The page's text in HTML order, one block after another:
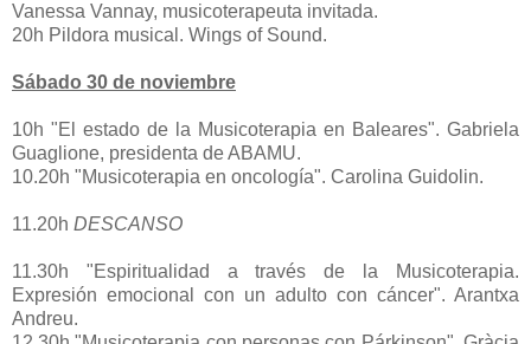
Vanessa Vannay, musicoterapeuta invitada.
20h Pildora musical. Wings of Sound.
Sábado 30 de noviembre
10h "El estado de la Musicoterapia en Baleares". Gabriela
Guaglione, presidenta de ABAMU.
10.20h "Musicoterapia en oncología". Carolina Guidolin.
11.20h DESCANSO
11.30h "Espiritualidad a través de la Musicoterapia.
Expresión emocional con un adulto con cáncer". Arantxa
Andreu.